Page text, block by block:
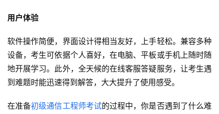
用户体验
软件操作简便，界面设计得相当友好，上手轻松。兼容多种
设备，考生可依据个人喜好，在电脑、平板或手机上随时随
地开展学习。此外，全天候的在线客服答疑服务，让考生遇
到难题时能迅速得到解答，大大提升了使用感受。
在准备初级通信工程师考试的过程中，你是否遇到了什么难